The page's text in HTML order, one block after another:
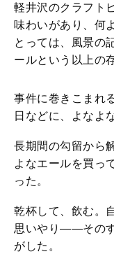
軽井沢のクラフト
味わいがあり、何
とっては、風景の
ールという以上の
事件に巻きこまれ
日などに、よなよ
長期間の勾留から
よなエールを買っ
った。
乾杯して、飲む。
思いやり――その
がした。